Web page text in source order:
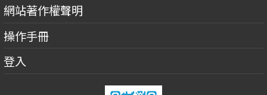
網站著作權聲明
操作手冊
登入